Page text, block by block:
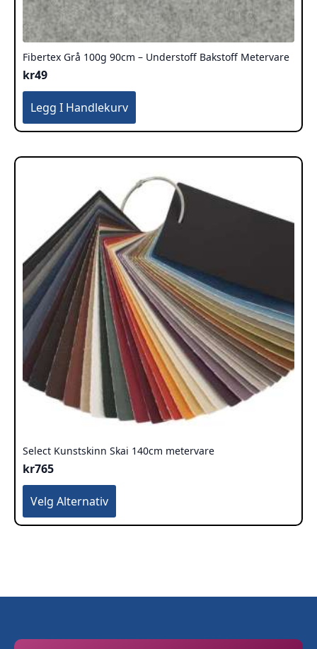
Fibertex Grå 100g 90cm – Understoff Bakstoff Metervare
kr49
Legg I Handlekurv
Select Kunstskinn Skai 140cm metervare
kr765
Velg Alternativ
produktet
har
velges